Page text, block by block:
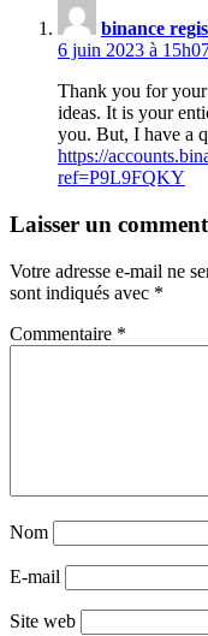
binance
6 juin 2023 à
Thank you for
ideas. It is your
you. But, I have a
https://
ref=P9L9FQKY
Laisser un
Votre adresse e-mail ne
sont indiqués avec *
Commentaire *
Nom
E-mail
Site web